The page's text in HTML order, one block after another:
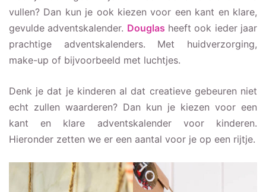
vullen? Dan kun je ook kiezen voor een kant en klare,
gevulde adventskalender. Douglas heeft ook ieder jaar
prachtige adventskalenders. Met huidverzorging,
make-up of bijvoorbeeld met luchtjes.
Denk je dat je kinderen al dat creatieve gebeuren niet
echt zullen waarderen? Dan kun je kiezen voor een
kant en klare adventskalender voor kinderen.
Hieronder zetten we er een aantal voor je op een rijtje.